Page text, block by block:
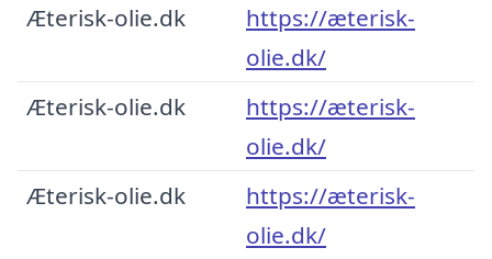
Æterisk-olie.dk
https://æterisk-
olie.dk/
Æterisk-olie.dk
https://æterisk-
olie.dk/
Æterisk-olie.dk
https://æterisk-
olie.dk/